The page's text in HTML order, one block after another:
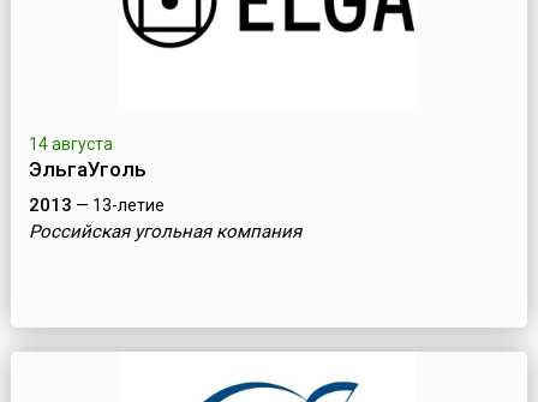
14 августа
ЭльгаУголь
2013 — 13-летие
Российская угольная компания